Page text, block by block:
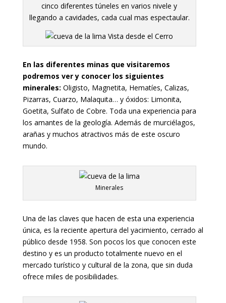
cinco diferentes túneles en varios nivele y
llegando a cavidades, cada cual mas espectaular.
Vista desde el Cerro
En las diferentes minas que visitaremos
podremos ver y conocer los siguientes
minerales: Oligisto, Magnetita, Hematíes, Calizas,
Pizarras, Cuarzo, Malaquita… y óxidos: Limonita,
Goetita, Sulfato de Cobre. Toda una experiencia para
los amantes de la geología. Además de murciélagos,
arañas y muchos atractivos más de este oscuro
mundo.
Minerales
Una de las claves que hacen de esta una experiencia
única, es la reciente apertura del yacimiento, cerrado al
público desde 1958. Son pocos los que conocen este
destino y es un producto totalmente nuevo en el
mercado turístico y cultural de la zona, que sin duda
ofrece miles de posibilidades.